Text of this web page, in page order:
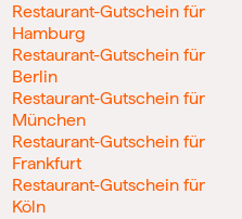
Restaurant-Gutschein für
Hamburg
Restaurant-Gutschein für
Berlin
Restaurant-Gutschein für
München
Restaurant-Gutschein für
Frankfurt
Restaurant-Gutschein für
Köln